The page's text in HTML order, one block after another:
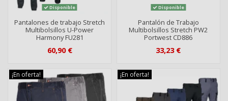
Disponible
Pantalones de trabajo Stretch
Multibolsillos U-Power
Harmony FU281
60,90 €
Disponible
Pantalón de Trabajo
Multibolsillos Stretch PW2
Portwest CD886
33,23 €
¡En oferta! ¡En oferta!